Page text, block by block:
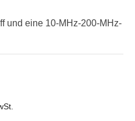
und eine 10-MHz-200-MHz-